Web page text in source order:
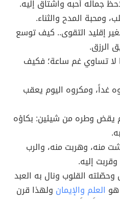
جماله أحبه واشتاق إليه.
ومحبة المدح والثناء.
إقليد التقوى.. كيف توسع
الرزق.
لا تساوي غم ساعة؛ فكيف
غداً، ومكروه اليوم يعقب
يقض وطره من شيئين: بكاؤه
منه، وهربت منه، والرب
إليه.
القلوب ونال به العبد
هو العلم والإيمان ولهذا قرن